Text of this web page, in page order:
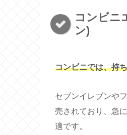
コンビニ
ン)
コンビニでは、持
セブンイレブンや
売されており、急
適です。